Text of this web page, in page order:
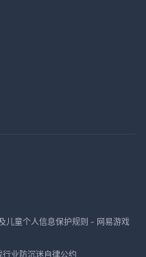
儿童个人信息保护规则 - 网易游戏
行业防沉迷自律公约